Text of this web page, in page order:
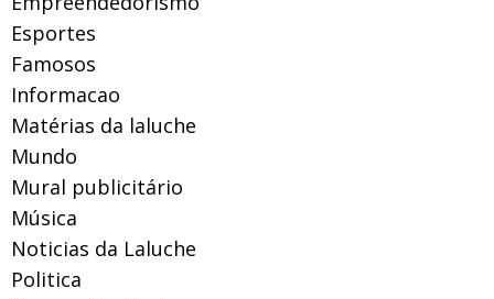
Esportes
Famosos
Informacao
Matérias da laluche
Mundo
Mural publicitário
Música
Noticias da Laluche
Politica